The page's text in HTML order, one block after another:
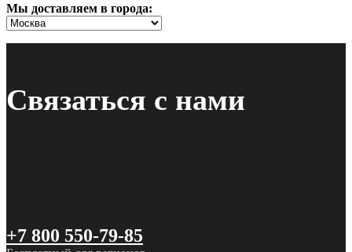
Мы доставляем в города:
Связаться с нами
+7 800 550-79-85